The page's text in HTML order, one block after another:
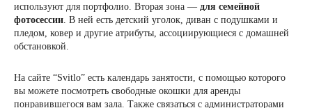
используют для портфолио. Вторая зона — для семейной
фотосессии . В ней есть детский уголок, диван с подушками и
пледом, ковер и другие атрибуты, ассоциирующиеся с домашней
обстановкой.
На сайте “Svitlo” есть календарь занятости, с помощью которого
вы можете посмотреть свободные окошки для аренды
понравившегося вам зала. Также связаться с администраторами